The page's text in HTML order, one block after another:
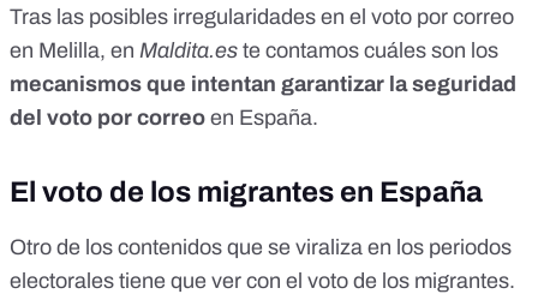
Tras las posibles irregularidades en el voto por correo
en Melilla, en Maldita.es te contamos cuáles son los
mecanismos que intentan garantizar la seguridad
del voto por correo en España.
El voto de los migrantes en España
Otro de los contenidos que se viraliza en los periodos
electorales tiene que ver con el voto de los migrantes.